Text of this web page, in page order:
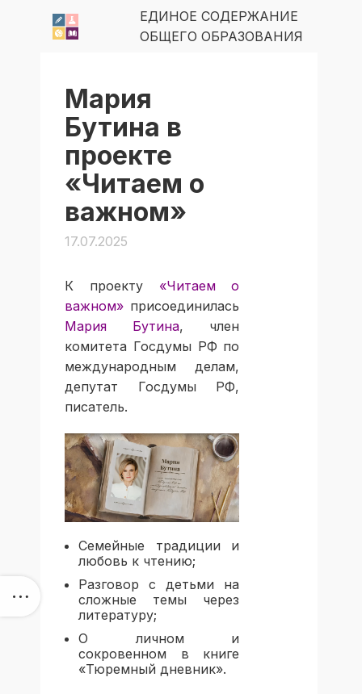
ЕДИНОЕ СОДЕРЖАНИЕ
ОБЩЕГО ОБРАЗОВАНИЯ
Мария
Бутина в
проекте
«Читаем о
важном»
17.07.2025
К проекту «Читаем о
важном» присоединилась
Мария Бутина, член
комитета Госдумы РФ по
международным делам,
депутат Госдумы РФ,
писатель.
Семейные традиции и
любовь к чтению;
Разговор с детьми на
сложные темы через
литературу;
О личном и
сокровенном в книге
«Тюремный дневник».